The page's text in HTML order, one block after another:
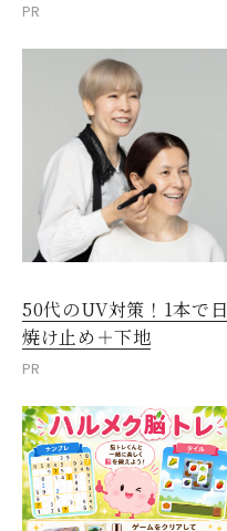
PR
50代のUV対策！1本で日
焼け止め＋下地
PR